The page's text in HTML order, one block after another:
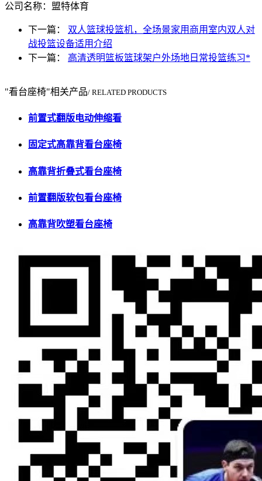
公司名称：盟特体育
下一篇： 双人篮球投篮机，全场景家用商用室内双人对
战投篮设备适用介绍
下一篇： 高清透明篮板篮球架户外场地日常投篮练习*
"看台座椅"相关产品/ RELATED PRODUCTS
前置式翻版电动伸缩看
固定式高靠背看台座椅
高靠背折叠式看台座椅
前置翻版软包看台座椅
高靠背吹塑看台座椅